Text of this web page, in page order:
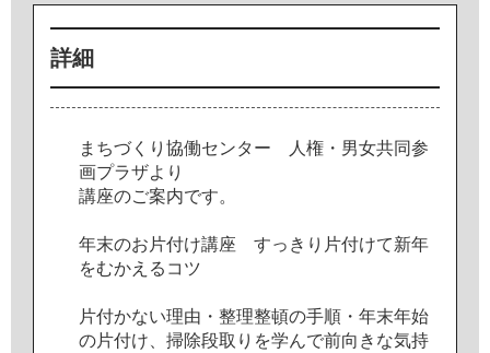
詳細
ま ちづく り 協働センター 人 権 ・ 男女共同参
画プラザよ り
講座のご案内です。
年末のお 片付け講座 すっ き り 片付けて新年
をむかえ る コ ツ
片付かない理由 ・ 整理整頓の手順 ・ 年末年始
の片付け 掃除段取 り を学んで前向 き な気持